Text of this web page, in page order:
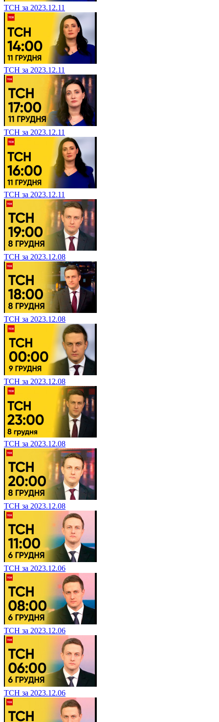
ТСН за 2023.12.11
ТСН за 2023.12.11
ТСН за 2023.12.11
ТСН за 2023.12.11
ТСН за 2023.12.08
ТСН за 2023.12.08
ТСН за 2023.12.08
ТСН за 2023.12.08
ТСН за 2023.12.08
ТСН за 2023.12.06
ТСН за 2023.12.06
ТСН за 2023.12.06